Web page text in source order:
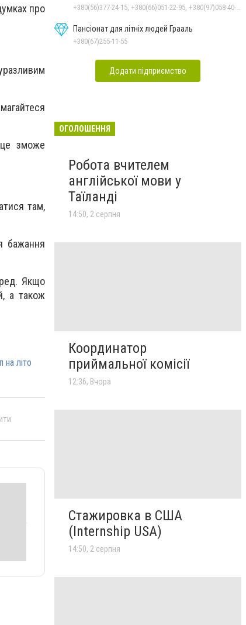
про
зможе
там,
бажання
Якщо
а також
на літо
Пансіонат для літніх людей Грааль
+380(67)255-11-55
Додати підприємство
ОГОЛОШЕННЯ
Робота вчителем
англійської мови у
Таїланді
14:50, 2 серпня
Координатор
приймальної комісії
12:36, Вчора
Стажировка в США
(Internship USA)
14:50, 2 серпня